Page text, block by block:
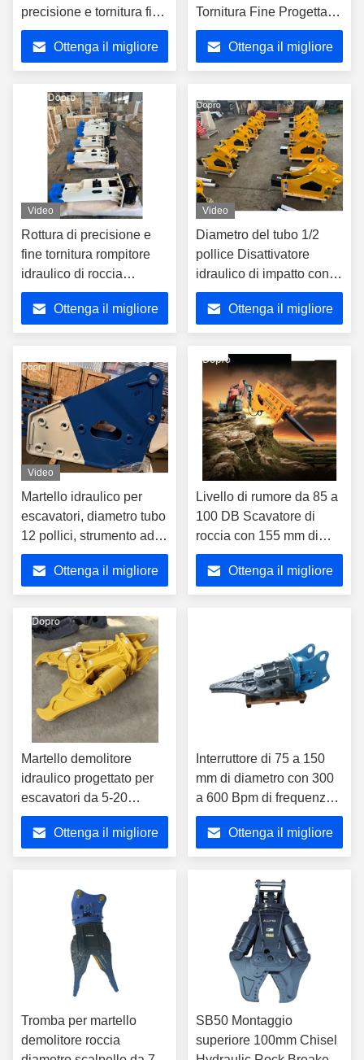
precisione e tornitura fine
progettato per attività di
rottura della roccia e
demolizione del
calcestruzzo
Ottenga il migliore
Tornitura Fine Progettato
per la Frantumazione di
Roccia e la Demolizione
di Calcestruzzo
Ottenga il migliore
Video
Rottura di precisione e
fine tornitura rompitore
idraulico di roccia
rompitore idraulico
martello che offre una
forza di impatto superiore
della roccia
Ottenga il migliore
Video
Diametro del tubo 1/2
pollice Disattivatore
idraulico di impatto con
supporto a scatola
silenziata Ideale per
progetti di demolizione e
scavo
Ottenga il migliore
Video
Martello idraulico per
escavatori, diametro tubo
12 pollici, strumento ad
impatto idraulico per
prestazioni nelle attività
di demolizione rocciosa
Ottenga il migliore
Livello di rumore da 85 a
100 DB Scavatore di
roccia con 155 mm di
diametro e 2810 mm di
lunghezza per la rottura
del materiale
Ottenga il migliore
Martello demolitore
idraulico progettato per
escavatori da 5-20
tonnellate operanti a una
frequenza di 300-600
bpm per la
Ottenga il migliore
Interruttore di 75 a 150
mm di diametro con 300
a 600 Bpm di frequenza
che offre prestazioni in
ambienti industriali
esigenti
Ottenga il migliore
Tromba per martello
demolitore roccia
SB50 Montaggio
superiore 100mm Chisel